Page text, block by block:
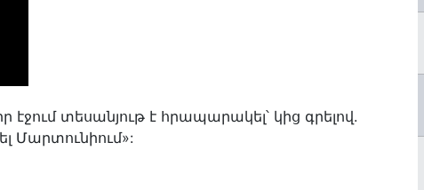
էջում տեսանյութ է հրապարակել՝ կից գրելով.
Մարտունիում»: